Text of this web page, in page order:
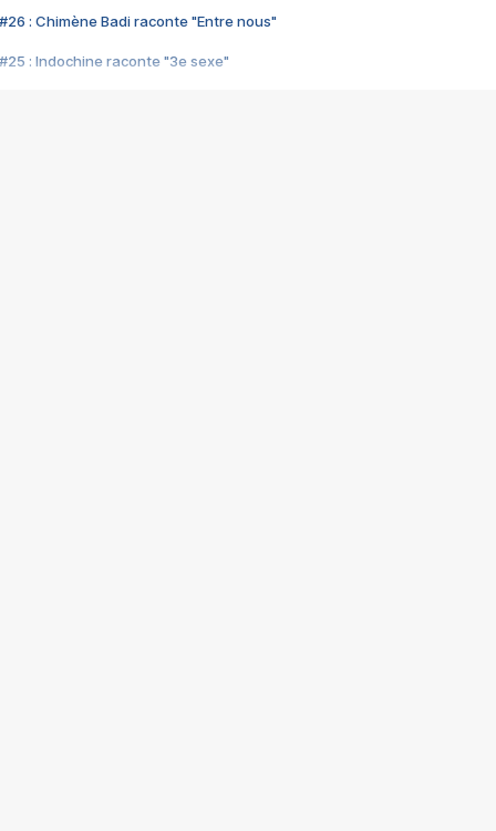
#26 : Chimène Badi raconte "Entre nous"
#25 : Indochine raconte "3e sexe"